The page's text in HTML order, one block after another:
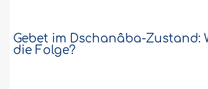
Gebet im Dschanâba-Zustand:
die Folge?